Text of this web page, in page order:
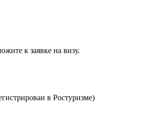
к заявке на визу.
в Ростуризме)